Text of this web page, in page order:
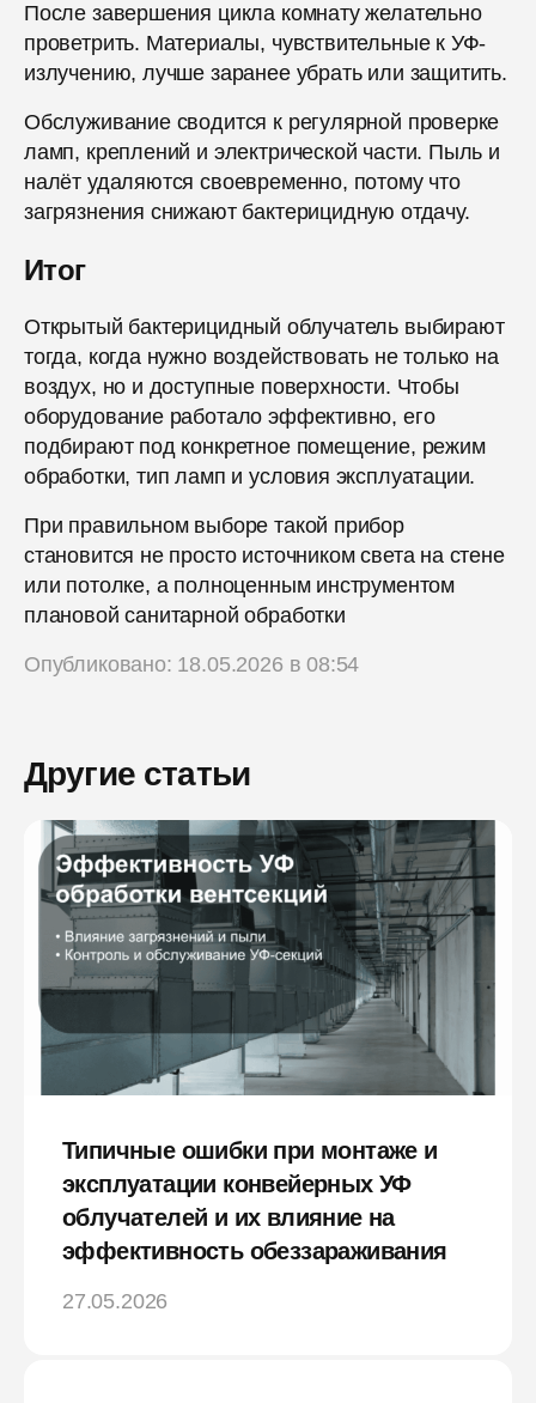
После завершения цикла комнату желательно
проветрить. Материалы, чувствительные к УФ-
излучению, лучше заранее убрать или защитить.
Обслуживание сводится к регулярной проверке
ламп, креплений и электрической части. Пыль и
налёт удаляются своевременно, потому что
загрязнения снижают бактерицидную отдачу.
Итог
Открытый бактерицидный облучатель выбирают
тогда, когда нужно воздействовать не только на
воздух, но и доступные поверхности. Чтобы
оборудование работало эффективно, его
подбирают под конкретное помещение, режим
обработки, тип ламп и условия эксплуатации.
При правильном выборе такой прибор
становится не просто источником света на стене
или потолке, а полноценным инструментом
плановой санитарной обработки
Опубликовано: 18.05.2026 в 08:54
Другие статьи
Типичные ошибки при монтаже и
эксплуатации конвейерных УФ
облучателей и их влияние на
эффективность обеззараживания
27.05.2026